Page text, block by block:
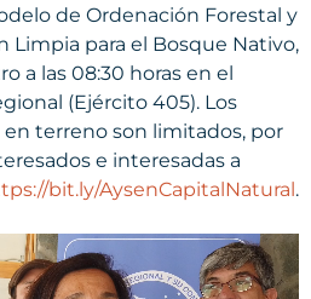
de Ordenación Forestal y
Limpia para el Bosque Nativo,
a las 08:30 horas en el
(Ejército 405). Los
terreno son limitados, por
e interesadas a
bit.ly/AysenCapitalNatural.